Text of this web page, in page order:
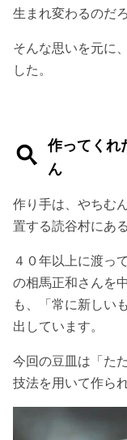
生まれ変わるのだ
そんな思いを元に
した。
作ってくれ
ん
作り手は、やちむ
置する読谷村にあ
４０年以上に渡っ
の相馬正和さんを
も、「常に新しい
出しています。
今回の豆皿は「た
技法を用いて作ら